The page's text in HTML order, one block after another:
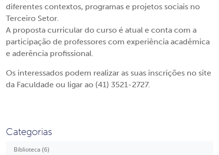
diferentes contextos, programas e projetos sociais no
Terceiro Setor.
A proposta curricular do curso é atual e conta com a
participação de professores com experiência acadêmica
e aderência profissional.
Os interessados podem realizar as suas inscrições no site
da Faculdade ou ligar ao (41) 3521-2727.
Categorias
Biblioteca (6)